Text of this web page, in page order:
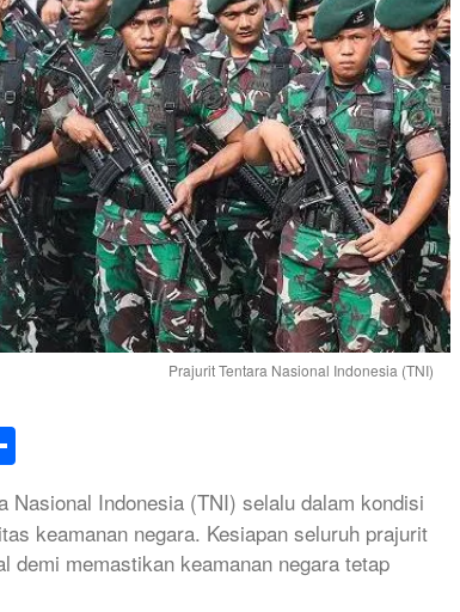
Prajurit Tentara Nasional Indonesia (TNI)
Nasional Indonesia (TNI) selalu dalam kondisi
keamanan negara. Kesiapan seluruh prajurit
demi memastikan keamanan negara tetap